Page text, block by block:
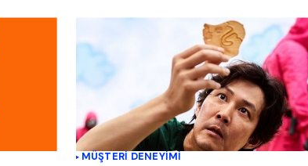
MÜŞTERI DENEYIMI